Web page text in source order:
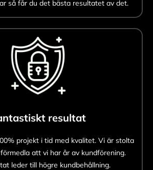
så får du det bästa resultatet av det.
resultat
projekt i tid med kvalitet. Vi är stolta
att vi har år av kundförening.
leder till högre kundbehållning.